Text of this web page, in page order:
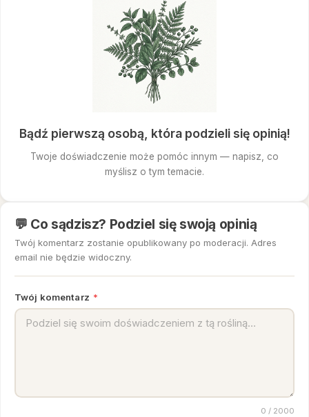
Bądź pierwszą osobą, która podzieli się opinią!
Twoje doświadczenie może pomóc innym — napisz, co
myślisz o tym temacie.
💬 Co sądzisz? Podziel się swoją opinią
Twój komentarz zostanie opublikowany po moderacji. Adres
email nie będzie widoczny.
Twój komentarz *
0 / 2000